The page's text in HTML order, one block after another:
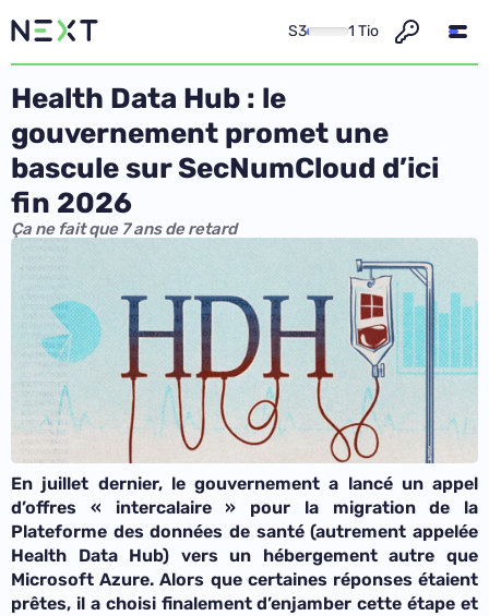
S3 1 Tio
Health Data Hub : le
gouvernement promet une
bascule sur SecNumCloud d’ici
fin 2026
Ça ne fait que 7 ans de retard
En juillet dernier, le gouvernement a lancé un appel
d’offres « intercalaire » pour la migration de la
Plateforme des données de santé (autrement appelée
Health Data Hub) vers un hébergement autre que
Microsoft Azure. Alors que certaines réponses étaient
prêtes, il a choisi finalement d’enjamber cette étape et